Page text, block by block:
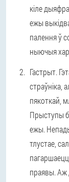
кіле
ежы
палення ў
ныючыя
Гастрыт.
страўніка,
пякоткай,
Прыступы
ежы.
тлустае,
праявы. Аж